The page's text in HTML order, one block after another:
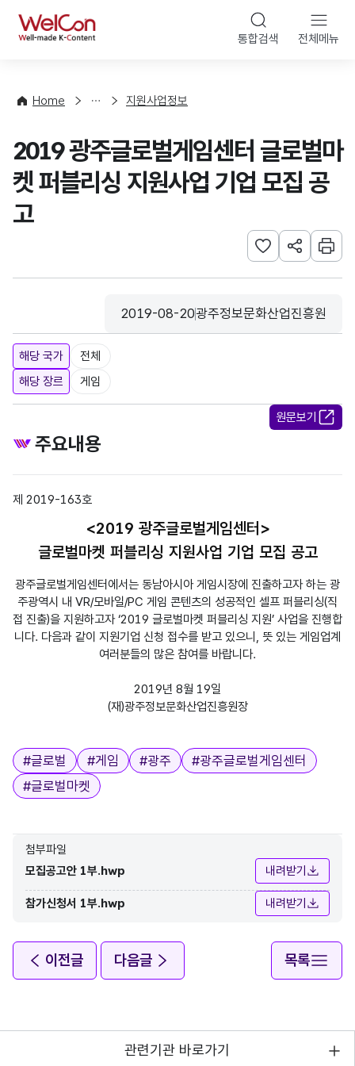
WelCon 통합검색 전체메뉴
Home
사
청
지원사업정보
2019 광주글로벌게임센터 글로벌마
켓 퍼블리싱 지원사업 기업 모집 공
고
관심사 등록하기
URL 공유하
인쇄
등록일
2019-08-20
수집기관
광주정보문화산업진흥원
해당 국가
전체
해당 장르
게임
원문보기
주요내용
제 2019-163호
<2019 광주글로벌게임센터>
글로벌마켓 퍼블리싱 지원사업 기업 모집 공고
광주글로벌게임센터에서는 동남아시아 게임시장에 진출하고자 하는 광
주광역시 내 VR/모바일/PC 게임 콘텐츠의 성공적인 셀프 퍼블리싱(직
접 진출)을 지원하고자 ‘2019 글로벌마켓 퍼블리싱 지원’ 사업을 진행합
니다. 다음과 같이 지원기업 신청 접수를 받고 있으니, 뜻 있는 게임업계
여러분들의 많은 참여를 바랍니다.
2019년 8월 19일
(재)광주정보문화산업진흥원장
태그
#글로벌 #게임 #광주 #광주글로벌게임센터
#글로벌마켓
첨부파일
모집공고안 1부.hwp
내려받기
참가신청서 1부.hwp 내려받기
이전글 다음글 목록
관련기관 바로가기